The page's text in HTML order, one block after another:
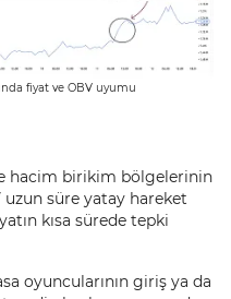
fiyat ve OBV uyumu
hacim birikim bölgelerinin
uzun süre yatay hareket
kısa sürede tepki
oyuncularının giriş ya da